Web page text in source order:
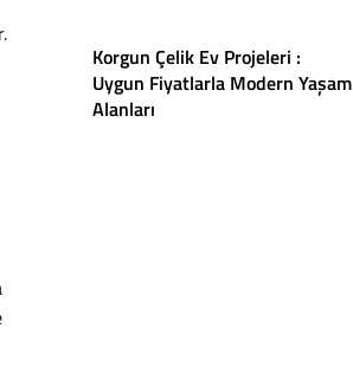
Korgun Çelik Ev Projeleri :
Uygun Fiyatlarla Modern Yaşam
Alanları